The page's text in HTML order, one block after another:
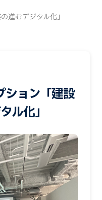
進むデジタル化」
ション「建設
ル化」